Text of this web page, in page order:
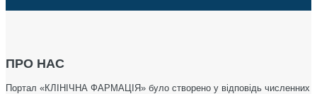
ПРО НАС
Портал «КЛІНІЧНА ФАРМАЦІЯ» було створено у відповідь численних